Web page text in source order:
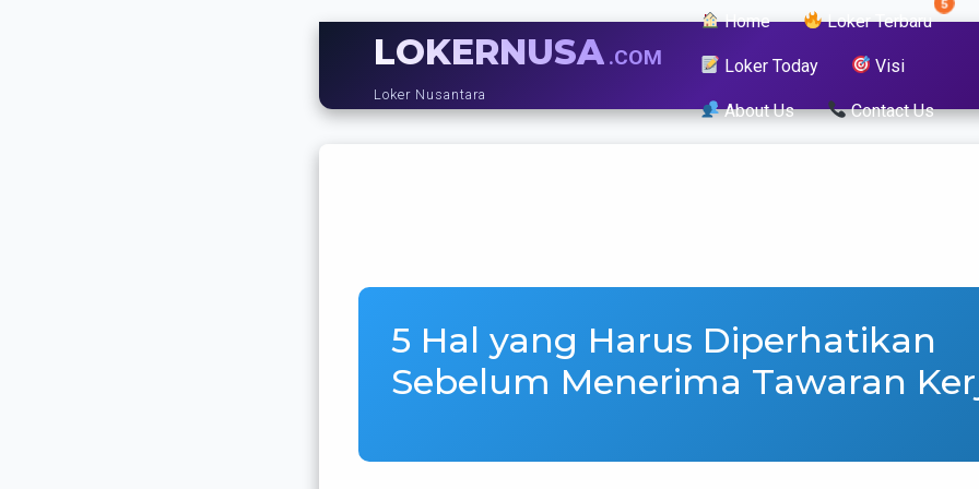
LOKERNUSA .COM
Loker Nusantara
Home Loker Terbaru
Loker Today Visi
About Us Contact Us
5 Hal yang Harus Diperhatikan
Sebelum Menerima Tawaran